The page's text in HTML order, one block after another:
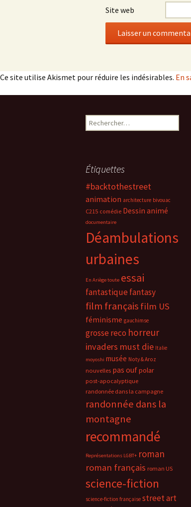
Site web
Ce site utilise Akismet pour réduire les indésirables. En
Rechercher :
Étiquettes
#backtothestreet
animation architecture bivouac
C215 comédie Dessin animé
documentaire
Déambulations
urbaines
En Ariège toute essai
fantastiquefantasy
film français film US
féminisme gauchimse
grosse reco horreur
invaders must die Italie
moyoshi musée Noty & Aroz
nouvelles pas oufpolar
post-apocalyptique
randonnée dans la campagne
randonnée dans la
montagne
recommandé
Représentations LGBT+ roman
roman français roman US
science-fiction
science-fiction française street art